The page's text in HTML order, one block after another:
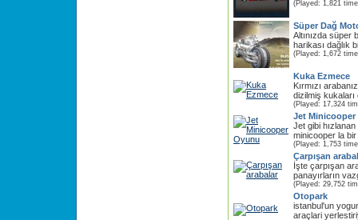
(Played: 1,821
Süper Dağ
Altınızda süper
harikası dağlık
(Played: 1,672
Kuka Ezmece
Kırmızı
dizilmiş kukaları
(Played: 17,324
Jet Minicooper
Jet gibi hızlanan
minicooper la
(Played: 1,753
Çarpışan
İşte çarpışan
panayırların
(Played: 29,752
Otopark
istanbul'un
araçlari